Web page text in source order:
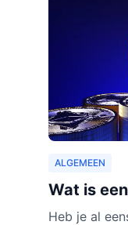
ALGEMEEN
Wat is
Heb je al